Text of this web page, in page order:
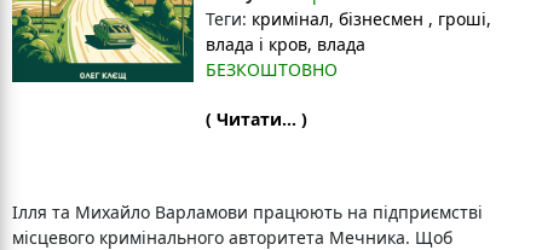
Теги: кримінал, бізнесмен , гроші,
влада і кров, влада
БЕЗКОШТОВНО
( Читати... )
Ілля та Михайло Варламови працюють на підприємстві
місцевого кримінального авторитета Мечника. Щоб